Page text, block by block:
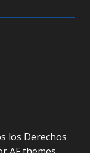
los Derechos